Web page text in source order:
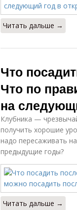
Читать дальше →
Что
Что по
на
Клубника —
получить хорошие
надо пересаживать
предыдущие годы?
Читать дальше →